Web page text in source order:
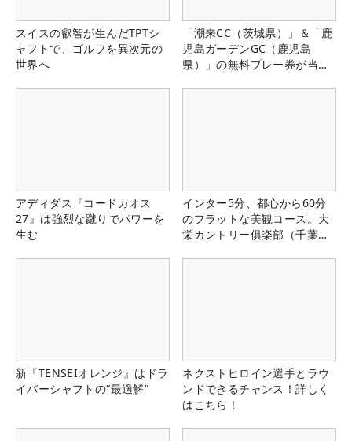
スイスの叡智が生んだTPTシ
ャフトで、ゴルフを異次元の
世界へ
「潮来CC（茨城県）」＆「鹿
児島ガーデンGC（鹿児島
県）」の無料プレー券が当た
アディダス『コードカオス
27』は強烈な蹴りでパワーを
生む
インター5分、都心から60分
のフラットな美観コース。大
栄カントリー俱楽部（千葉
新『TENSEIオレンジ』はドラ
イバーシャフトの“最適解”
ネクストヒロイン選手とラウ
ンドできるチャンス！詳しく
はこちら！